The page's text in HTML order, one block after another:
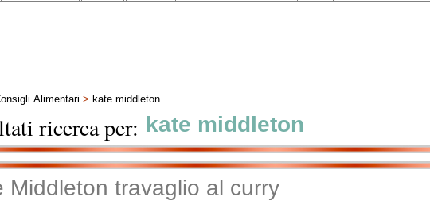
Alimentari > kate middleton
ricerca per: kate middleton
Middleton travaglio al curry